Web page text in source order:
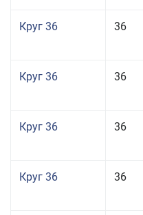
Круг 36 36
Круг 36 36
Круг 36 36
Круг 36 36